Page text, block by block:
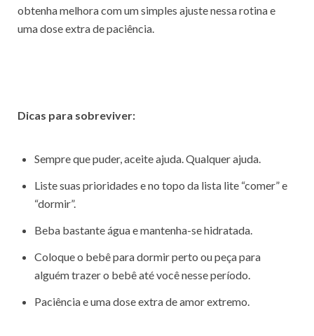
obtenha melhora com um simples ajuste nessa rotina e
uma dose extra de paciência.
Dicas para sobreviver:
Sempre que puder, aceite ajuda. Qualquer ajuda.
Liste suas prioridades e no topo da lista lite “comer” e
“dormir”.
Beba bastante água e mantenha-se hidratada.
Coloque o bebê para dormir perto ou peça para
alguém trazer o bebê até você nesse período.
Paciência e uma dose extra de amor extremo.